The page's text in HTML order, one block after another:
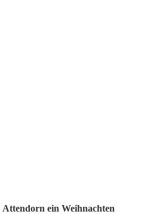
Attendorn ein Weihnachten